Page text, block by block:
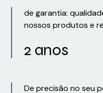
de garantia:
nossos produtos e
2 anos
De precisão no seu